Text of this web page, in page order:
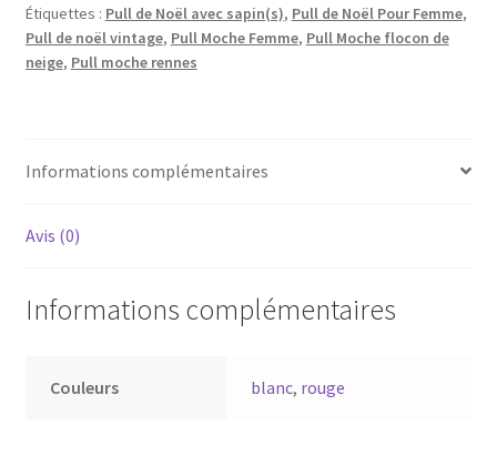
Étiquettes : Pull de Noël avec sapin(s), Pull de Noël Pour Femme,
Pull de noël vintage, Pull Moche Femme, Pull Moche flocon de
neige, Pull moche rennes
Informations complémentaires
Avis (0)
Informations complémentaires
Couleurs blanc, rouge